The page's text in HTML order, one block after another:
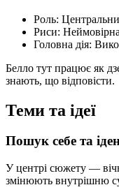
Роль:
Риси: Неймовірна
Головна дія:
Белло тут працює як
знають, що відповісти.
Теми та ідеї
Пошук себе та
У центрі сюжету —
змінюють внутрішню